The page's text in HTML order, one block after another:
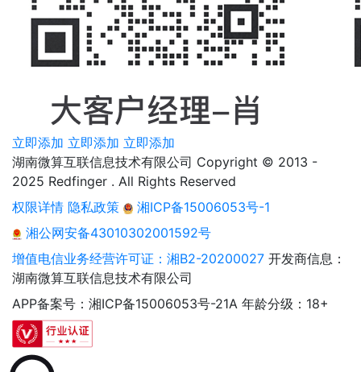
立即添加 立即添加 立即添加
湖南微算互联信息技术有限公司 Copyright © 2013 -
2025 Redfinger . All Rights Reserved
权限详情 隐私政策
湘ICP备15006053号-1
湘公网安备43010302001592号
增值电信业务经营许可证：湘B2-20200027 开发商信息：
湖南微算互联信息技术有限公司
APP备案号：湘ICP备15006053号-21A 年龄分级：18+